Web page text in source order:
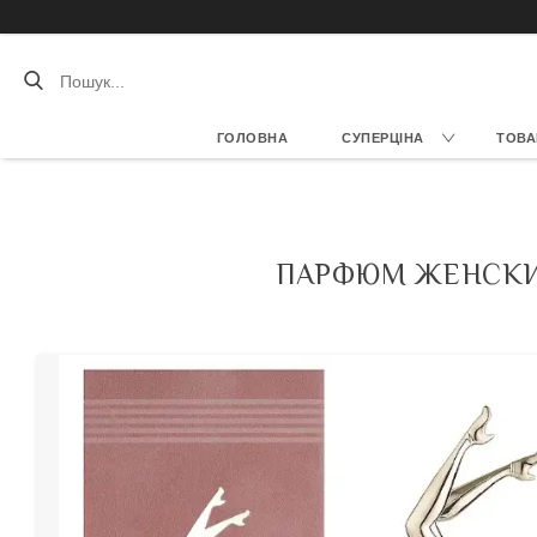
ГОЛОВНА СУПЕРЦІНА
ПАРФЮМ ЖЕНСКИЙ